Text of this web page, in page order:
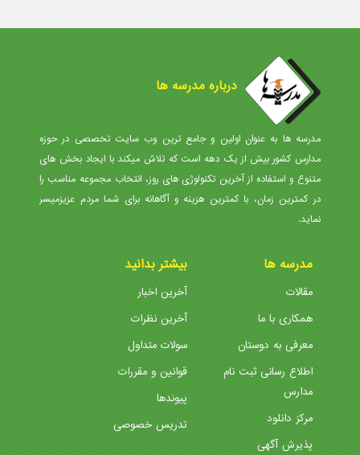
درباره مدرسه ها
مدرسه ها به عنوان اولین و جامع ترین وب سایت تخصصی در حوزه
مدارس کشور بیش از یک دهه است که تلاش میکند با ایجاد بخش های
متنوع و استفاده از آخرین تکنولوژی های روز، انتخاب مجموعه مناسب را
در کمترین زمان، با کمترین هزینه و آگاهانه برای شما مردم عزیزمیسر
نماید.
مدرسه ها
مقالات
همکاری با ما
معرفی به دوستان
اطلاع رسانی ثبت نام
مدارس
مرکز دانلود
پذیرش آگهی
بیشتر بدانید
آخرین اخبار
آخرین نظرات
سولات متداول
قوانین و مقررات
پیوندها
تدریس خصوصی